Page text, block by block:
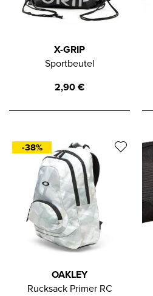
X-GRIP
Sportbeutel
2,90€
-38%
OAKLEY
Rucksack Primer RC